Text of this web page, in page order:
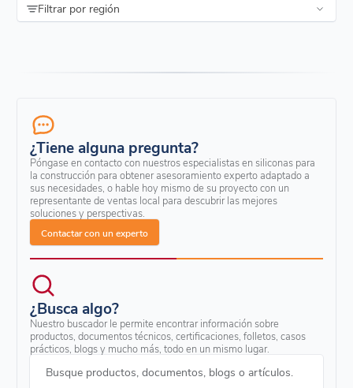
Filtrar por región
¿Tiene alguna pregunta?
Póngase en contacto con nuestros especialistas en siliconas para
la construcción para obtener asesoramiento experto adaptado a
sus necesidades, o hable hoy mismo de su proyecto con un
representante de ventas local para descubrir las mejores
soluciones y perspectivas.
Contactar con un experto
¿Busca algo?
Nuestro buscador le permite encontrar información sobre
productos, documentos técnicos, certificaciones, folletos, casos
prácticos, blogs y mucho más, todo en un mismo lugar.
Busque productos, documentos, blogs o artículos.